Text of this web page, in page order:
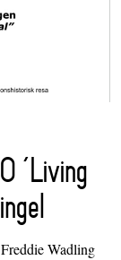
‘Living
Wadling